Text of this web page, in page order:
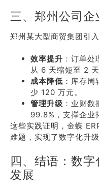
三、郑州公司
郑州某大型商贸集团引
效率提升 ：订单
从 6 天缩短至 2 天
成本降低 ：库存
少 120 万元。
管理升级 ：业财
99.8%，支撑企业
这些实践证明，金蝶
难题，实现了数字化升级
四、结语：数
发展